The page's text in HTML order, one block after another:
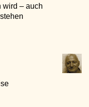
wird – auch